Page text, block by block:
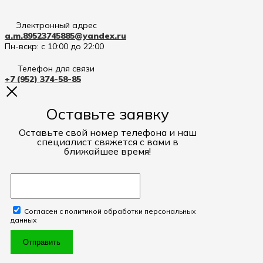
Электронный адрес
a.m.89523745885@yandex.ru
Пн-вскр: с 10:00 до 22:00
Телефон для связи
+7 (952) 374-58-85
Оставьте заявку
Оставьте свой номер телефона и наш
специалист свяжется с вами в
ближайшее время!
Согласен с политикой обработки персональных
данных
Отправить